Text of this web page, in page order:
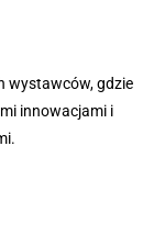
wystawców, gdzie
innowacjami i